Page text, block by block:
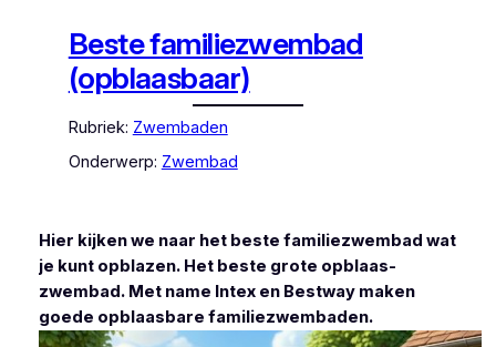
Beste familiezwembad
(opblaasbaar)
Rubriek: Zwembaden
Onderwerp: Zwembad
Hier kijken we naar het beste familiezwembad wat
je kunt opblazen. Het beste grote opblaas-
zwembad. Met name Intex en Bestway maken
goede opblaasbare familiezwembaden.